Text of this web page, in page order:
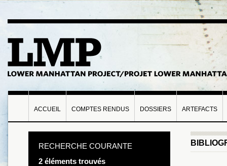
ACCUEIL COMPTES RENDUS DOSSIERS ARTEFACTS
RECHERCHE COURANTE
2 éléments trouvés